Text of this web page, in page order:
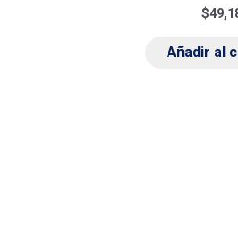
$
Añadir al